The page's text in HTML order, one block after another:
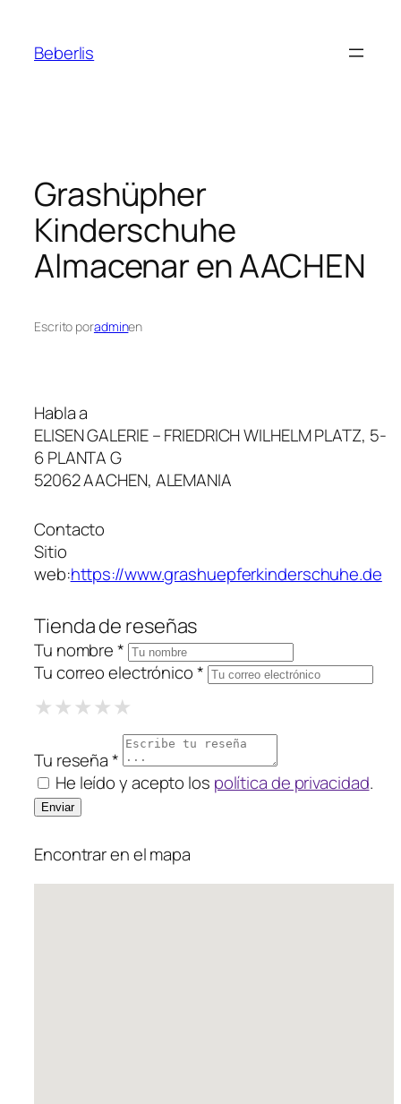
Beberlis
Grashüpher
Kinderschuhe
Almacenar en AACHEN
Escrito poradminen
Habla a
ELISEN GALERIE – FRIEDRICH WILHELM PLATZ, 5-
6 PLANTA G
52062 AACHEN, ALEMANIA
Contacto
Sitio
web:https://www.grashuepferkinderschuhe.de
Tienda de reseñas
Tu nombre *
Tu correo electrónico *
★1 Star
★★2 Stars
★★★3 Stars
★★★★4 Stars
★★★★★
Tu reseña *
He leído y acepto los política de privacidad.
Encontrar en el mapa